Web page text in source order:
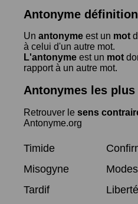
Antonyme définition
Un antonyme est un mot
à celui d'un autre mot.
L'antonyme est un mot
rapport à un autre mot.
Antonymes les
Retrouver le sens
Antonyme.org
Timide
Misogyne
Tardif
Liberté